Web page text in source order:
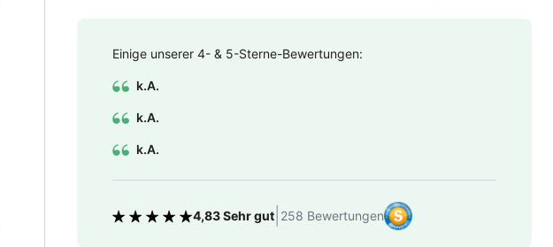
Einige unserer 4- & 5-Sterne-Bewertungen:
k.A.
k.A.
k.A.
Bewertung 4.83 von 5 Sternen
4,83 Sehr gut 258 Bewertungen